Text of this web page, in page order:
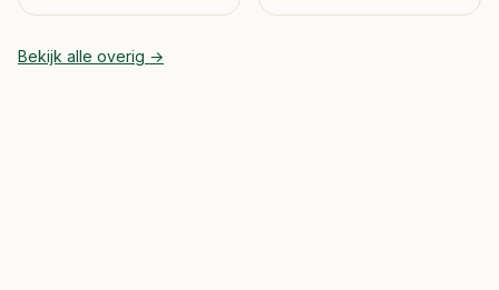
Bekijk alle overig →